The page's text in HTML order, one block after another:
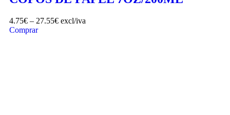
4.75€ – 27.55€ excl/iva
Comprar